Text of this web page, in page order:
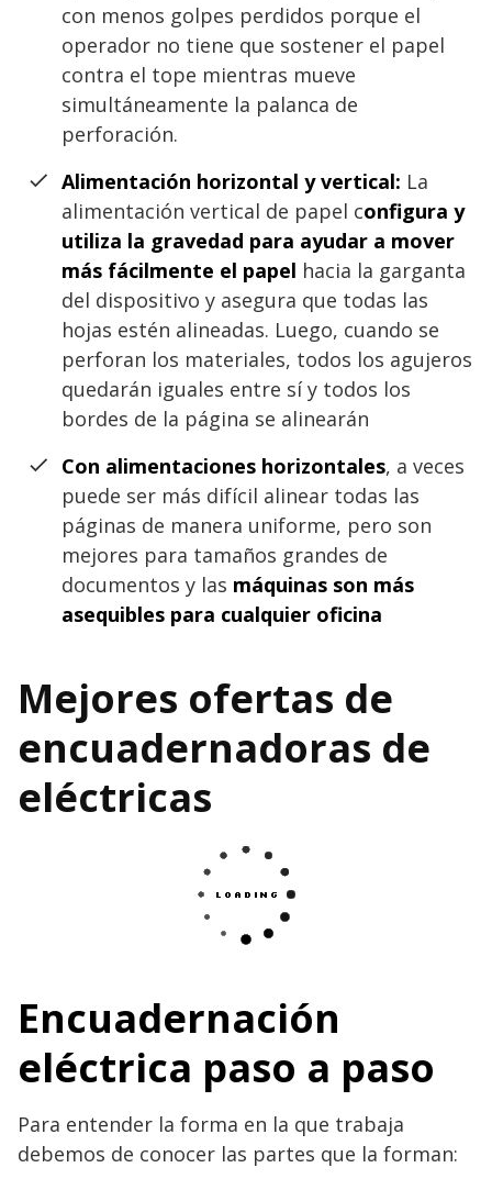
con menos golpes perdidos porque el
operador no tiene que sostener el papel
contra el tope mientras mueve
simultáneamente la palanca de
perforación.
Alimentación horizontal y vertical: La
alimentación vertical de papel configura y
utiliza la gravedad para ayudar a mover
más fácilmente el papel hacia la garganta
del dispositivo y asegura que todas las
hojas estén alineadas. Luego, cuando se
perforan los materiales, todos los agujeros
quedarán iguales entre sí y todos los
bordes de la página se alinearán
Con alimentaciones horizontales, a veces
puede ser más difícil alinear todas las
páginas de manera uniforme, pero son
mejores para tamaños grandes de
documentos y las máquinas son más
asequibles para cualquier oficina
Mejores ofertas de
encuadernadoras de
eléctricas
Encuadernación
eléctrica paso a paso
Para entender la forma en la que trabaja
debemos de conocer las partes que la forman: